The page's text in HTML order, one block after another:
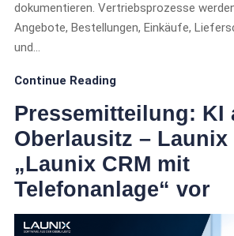
dokumentieren. Vertriebsprozesse
Angebote, Bestellungen, Einkäufe,
und…
Continue Reading
Pressemitteilung: KI
Oberlausitz –
„Launix CRM mit
Telefonanlage“ vor